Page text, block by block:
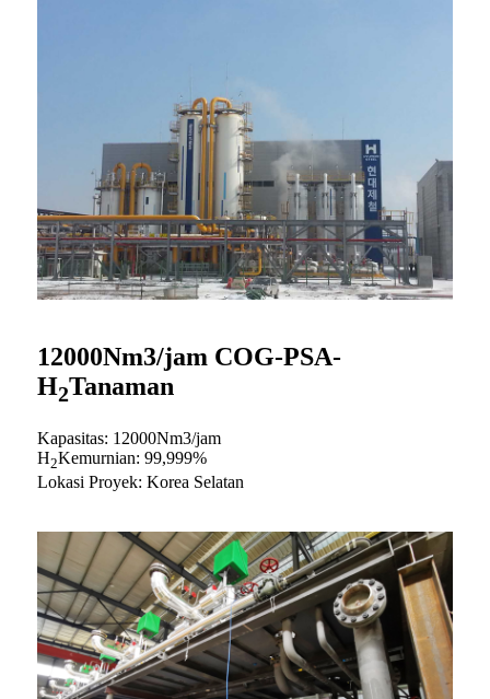
12000Nm3/jam COG-PSA-
H2Tanaman
Kapasitas: 12000Nm3/jam
H2Kemurnian: 99,999%
Lokasi Proyek: Korea Selatan